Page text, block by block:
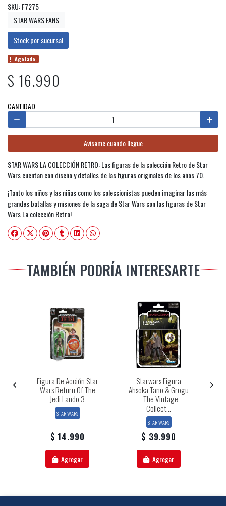
SKU: F7275
STAR WARS FANS
Stock por sucursal
Agotado.
$ 16.990
CANTIDAD
Avísame cuando llegue
STAR WARS LA COLECCIÓN RETRO: Las figuras de la colección Retro de Star
Wars cuentan con diseño y detalles de las figuras originales de los años 70.
¡Tanto los niños y las niñas como los coleccionistas pueden imaginar las más
grandes batallas y misiones de la saga de Star Wars con las figuras de Star
Wars La colección Retro!
TAMBIÉN PODRÍA INTERESARTE
Figura De Acción Star
Wars Return Of The
Jedi Lando 3
STAR WARS
$ 14.990
Agregar
Starwars Figura
Ahsoka Tano & Grogu
- The Vintage
Collect...
STAR WARS
$ 39.990
Agregar